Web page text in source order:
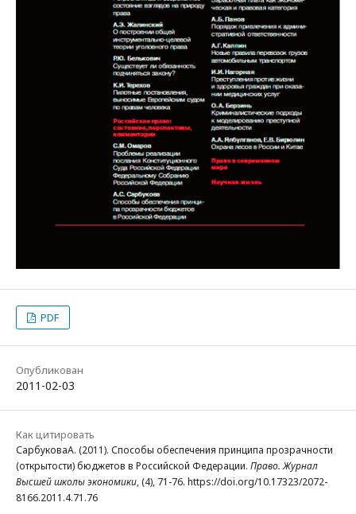
PDF
Опубликован
2011-02-03
Как цитировать
СарбуковаА. (2011). Способы обеспечения принципа прозрачности
(открытости) бюджетов в Российской Федерации. Право. Журнал
Высшей школы экономики, (4), 71-76. https://doi.org/10.17323/2072-
8166.2011.4.71.76